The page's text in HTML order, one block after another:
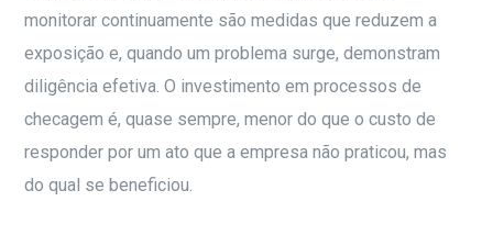
monitorar continuamente são medidas que reduzem a
exposição e, quando um problema surge, demonstram
diligência efetiva. O investimento em processos de
checagem é, quase sempre, menor do que o custo de
responder por um ato que a empresa não praticou, mas
do qual se beneficiou.